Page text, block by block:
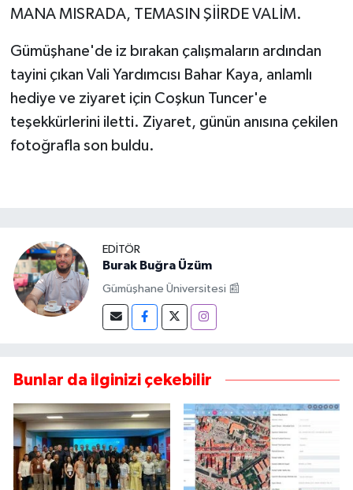
MANA MISRADA, TEMASIN ŞİİRDE VALİM.
Gümüşhane'de iz bırakan çalışmaların ardından
tayini çıkan Vali Yardımcısı Bahar Kaya, anlamlı
hediye ve ziyaret için Coşkun Tuncer'e
teşekkürlerini iletti. Ziyaret, günün anısına çekilen
fotoğrafla son buldu.
EDITÖR
Burak Buğra Üzüm
Gümüşhane Üniversitesi 📰
Bunlar da ilginizi çekebilir